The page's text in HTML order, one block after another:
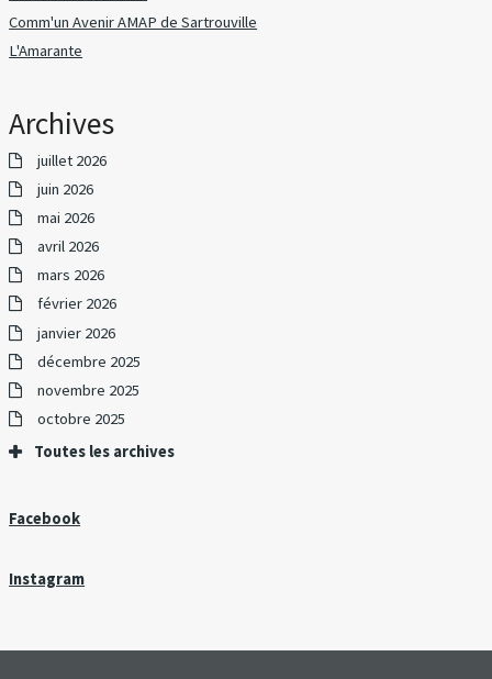
Comm'un Avenir AMAP de Sartrouville
L'Amarante
Archives
juillet 2026
juin 2026
mai 2026
avril 2026
mars 2026
février 2026
janvier 2026
décembre 2025
novembre 2025
octobre 2025
Toutes les archives
Facebook
Instagram